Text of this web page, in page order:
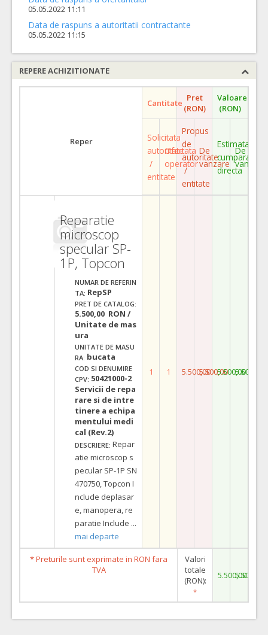
05.05.2022 11:11
Data de raspuns a autoritatii contractante
05.05.2022 11:15
REPERE ACHIZITIONATE
Reper
Cantitate Pret
(RON)
Valoare
(RON)
Solicitata
autoritate
/
entitate
Ofertata
operator
Propus
de
autoritate
/
entitate
De
vanzare
Estimata
cumparare
directa
De
vanzare
Reparatie
microscop
specular SP-
1P, Topcon
NUMAR DE REFERIN
TA: RepSP
PRET DE CATALOG:
5.500,00 RON /
Unitate de mas
ura
UNITATE DE MASU
RA: bucata
COD SI DENUMIRE
CPV: 50421000-2
Servicii de repa
rare si de intre
tinere a echipa
mentului medi
cal (Rev.2)
DESCRIERE: Repar
atie microscop s
pecular SP-1P SN
470750, Topcon I
nclude deplasar
e, manopera, re
paratie Include ...
mai departe
1 1 5.500,005.500,005.500,005.500,00
* Preturile sunt exprimate in RON fara
TVA
Valori
totale
(RON):
*
5.500,005.500,00